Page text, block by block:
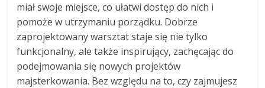
miał swoje miejsce, co ułatwi dostęp do nich i
pomoże w utrzymaniu porządku. Dobrze
zaprojektowany warsztat staje się nie tylko
funkcjonalny, ale także inspirujący, zachęcając do
podejmowania się nowych projektów
majsterkowania. Bez względu na to, czy zajmujesz